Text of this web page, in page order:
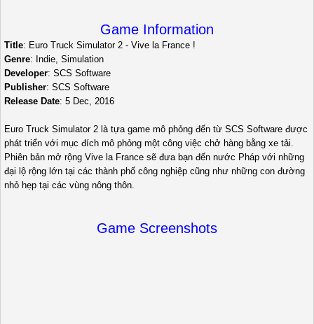
Game Information
Title: Euro Truck Simulator 2 - Vive la France !
Genre: Indie, Simulation
Developer: SCS Software
Publisher: SCS Software
Release Date: 5 Dec, 2016
Euro Truck Simulator 2 là tựa game mô phỏng đến từ SCS Software được
phát triển với mục đích mô phỏng một công việc chở hàng bằng xe tải.
Phiên bản mở rộng Vive la France sẽ đưa bạn đến nước Pháp với những
đại lộ rộng lớn tại các thành phố công nghiệp cũng như những con đường
nhỏ hẹp tại các vùng nông thôn.
Game Screenshots